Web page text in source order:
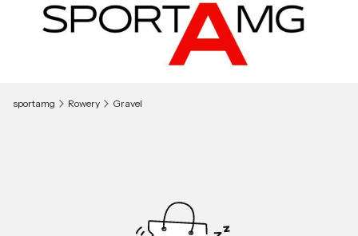
sportamg Rowery Gravel